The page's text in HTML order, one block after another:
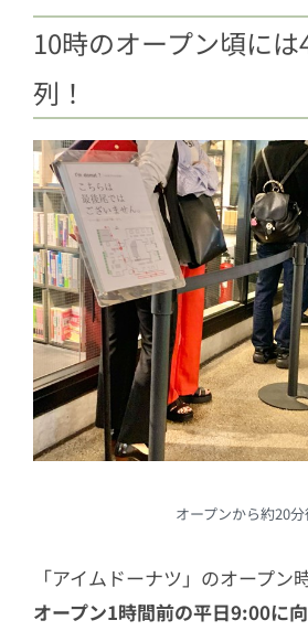
10時のオープン頃に
列！
オープンから約20
「アイムドーナツ」のオープン
オープン1時間前の平日9:00に